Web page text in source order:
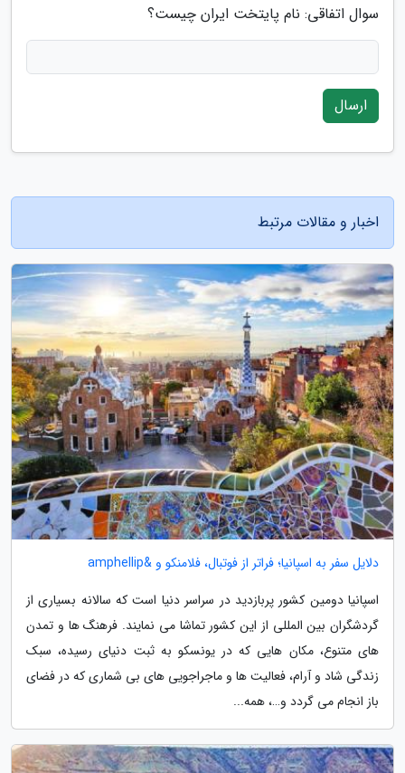
سوال اتفاقی: نام پایتخت ایران چیست؟
ارسال
اخبار و مقالات مرتبط
دلایل سفر به اسپانیا؛ فراتر از فوتبال، فلامنکو و &amphellip
اسپانیا دومین کشور پربازدید در سراسر دنیا است که سالانه بسیاری از
گردشگران بین المللی از این کشور تماشا می نمایند. فرهنگ ها و تمدن
های متنوع، مکان هایی که در یونسکو به ثبت دنیای رسیده، سبک
زندگی شاد و آرام، فعالیت ها و ماجراجویی های بی شماری که در فضای
باز انجام می گردد و…، همه...